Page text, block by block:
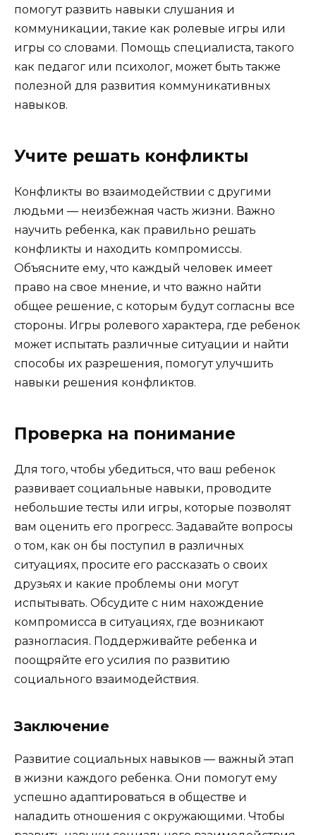
помогут развить навыки слушания и
коммуникации, такие как ролевые игры или
игры со словами. Помощь специалиста, такого
как педагог или психолог, может быть также
полезной для развития коммуникативных
навыков.
Учите решать конфликты
Конфликты во взаимодействии с другими
людьми — неизбежная часть жизни. Важно
научить ребенка, как правильно решать
конфликты и находить компромиссы.
Объясните ему, что каждый человек имеет
право на свое мнение, и что важно найти
общее решение, с которым будут согласны все
стороны. Игры ролевого характера, где ребенок
может испытать различные ситуации и найти
способы их разрешения, помогут улучшить
навыки решения конфликтов.
Проверка на понимание
Для того, чтобы убедиться, что ваш ребенок
развивает социальные навыки, проводите
небольшие тесты или игры, которые позволят
вам оценить его прогресс. Задавайте вопросы
о том, как он бы поступил в различных
ситуациях, просите его рассказать о своих
друзьях и какие проблемы они могут
испытывать. Обсудите с ним нахождение
компромисса в ситуациях, где возникают
разногласия. Поддерживайте ребенка и
поощряйте его усилия по развитию
социального взаимодействия.
Заключение
Развитие социальных навыков — важный этап
в жизни каждого ребенка. Они помогут ему
успешно адаптироваться в обществе и
наладить отношения с окружающими. Чтобы